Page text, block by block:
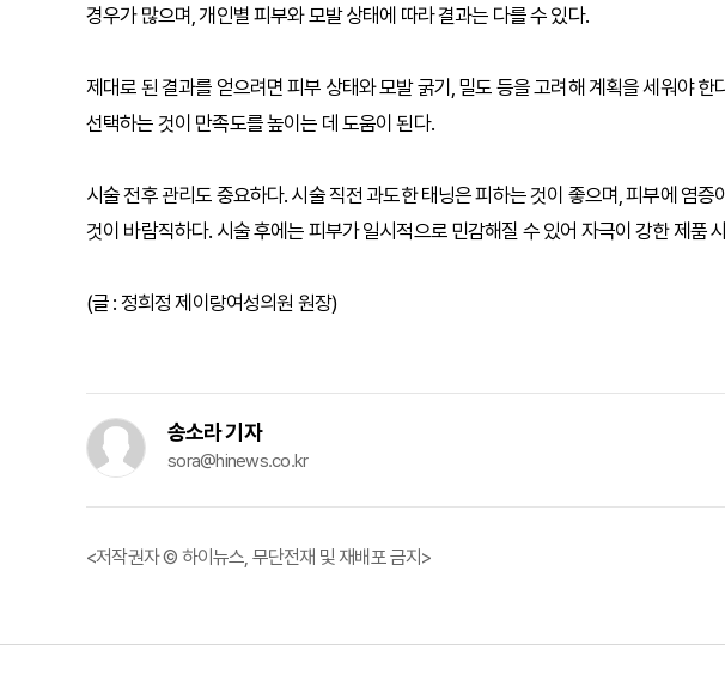
경우가 많으며, 개인별 피부와 모발 상태에 따라 결과는 다를 수 있다.
제대로 된 결과를 얻으려면 피부 상태와 모발 굵기, 밀도 등을 고려해 계획을 세워야
선택하는 것이 만족도를 높이는 데 도움이 된다.
시술 전후 관리도 중요하다. 시술 직전 과도한 태닝은 피하는 것이 좋으며, 피부에 염
것이 바람직하다. 시술 후에는 피부가 일시적으로 민감해질 수 있어 자극이 강한 제품
(글 : 정희정 제이랑여성의원 원장)
송소라 기자
sora@hinews.co.kr
<저작권자 © 하이뉴스, 무단전재 및 재배포 금지>